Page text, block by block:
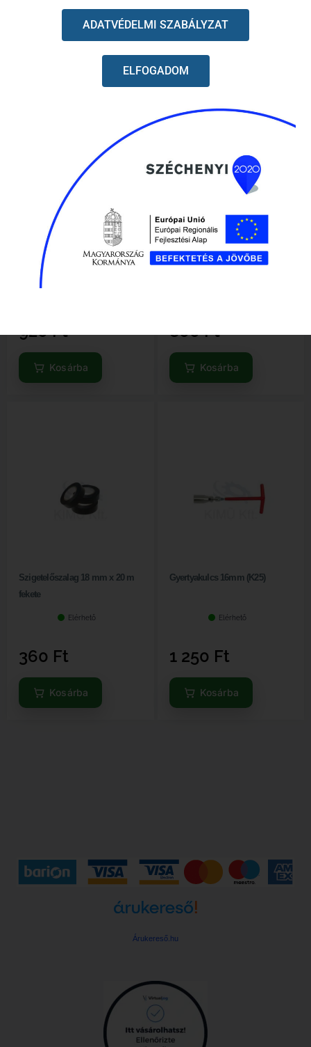
Gyertyakulcs 16mm
920Ft
Kosárba
Utánfutó dugalj műanyag
800Ft
Kosárba
Szigetelőszalag 18 mm x 20 m
fekete
Elérhető
360 Ft
Kosárba
Gyertyakulcs 16mm (K25)
Elérhető
1 250 Ft
Kosárba
Árukereső.hu
ADATVÉDELMI SZABÁLYZAT
ELFOGADOM